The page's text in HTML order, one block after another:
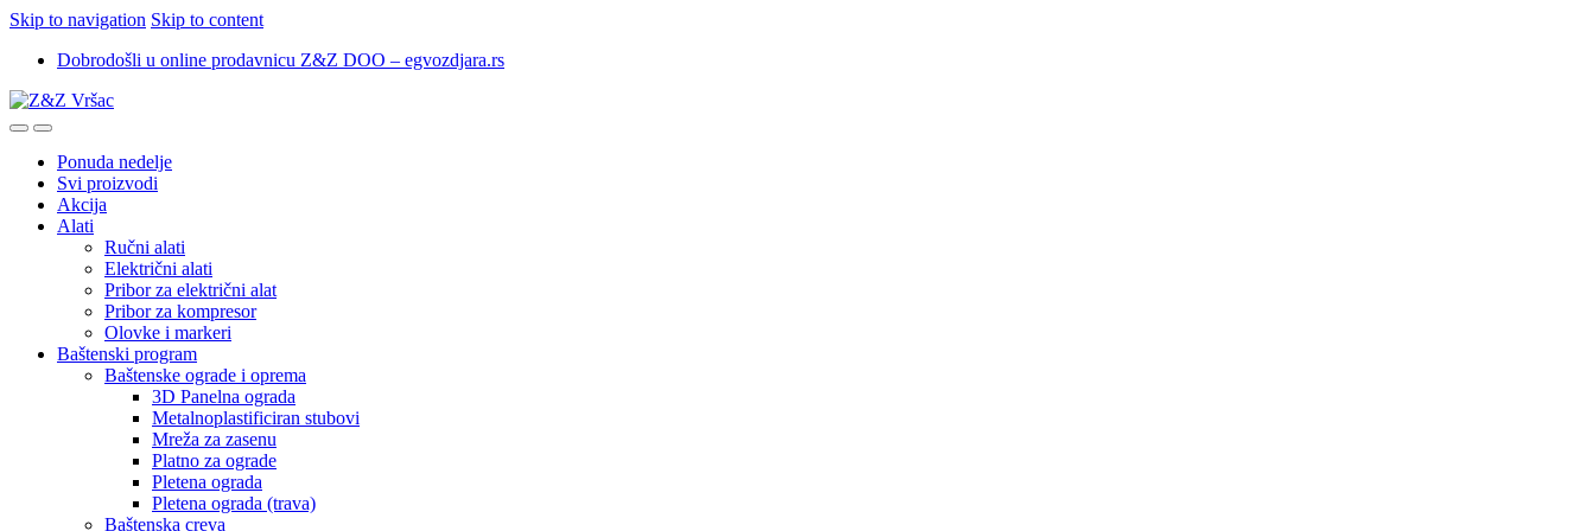
Skip to navigation Skip to content
Dobrodošli u online prodavnicu Z&Z DOO – egvozdjara.rs
Ponuda nedelje
Svi proizvodi
Akcija
Alati
Ručni alati
Električni alati
Pribor za električni alat
Pribor za kompresor
Olovke i markeri
Baštenski program
Baštenske ograde i oprema
3D Panelna ograda
Metalnoplastificiran stubovi
Mreža za zasenu
Platno za ograde
Pletena ograda
Pletena ograda (trava)
Baštenska creva